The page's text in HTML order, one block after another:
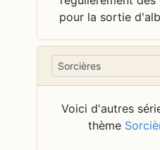
pour la sortie
Voici d'autres
thème